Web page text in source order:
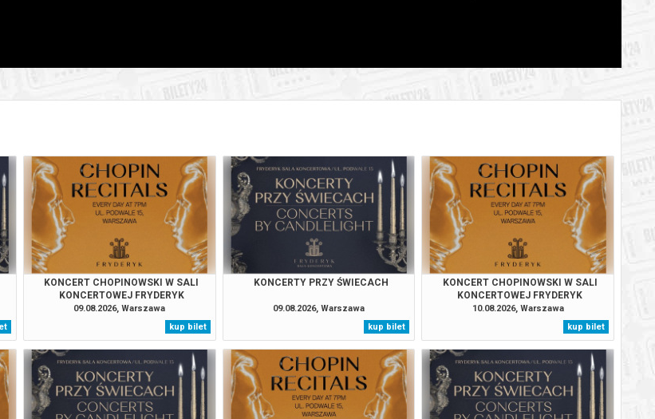
Fryderyk Concert Hall w Warszawie od 95,00 pln
(poniedziałek) Fryderyk Concert Hall w Warszawie od 95,00 pln BILETY
(wtorek) Fryderyk Concert Hall w Warszawie od 95,00 pln BILETY
(środa) Fryderyk Concert Hall w Warszawie od 95,00 pln BILETY
(czwartek) Fryderyk Concert Hall w Warszawie od 95,00 pln BILETY
(piątek) Fryderyk Concert Hall w Warszawie od 95,00 pln BILETY
(sobota) Fryderyk Concert Hall w Warszawie od 95,00 pln BILETY
KONCERT CHOPINOWSKI W SALI
KONCERTOWEJ FRYDERYK
09.08.2026, Warszawa
kup bilet
KONCERTY PRZY ŚWIECACH
09.08.2026, Warszawa
kup bilet
KONCERT CHOPINOWSKI W SALI
KONCERTOWEJ FRYDERYK
10.08.2026, Warszawa
kup bilet